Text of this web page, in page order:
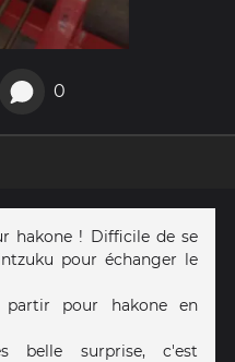
0
hakone ! Difficile de se
pour échanger le
pour hakone en
belle surprise, c'est